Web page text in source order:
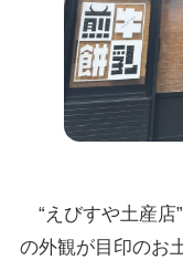
“えびすや土産店
の外観が目印のお